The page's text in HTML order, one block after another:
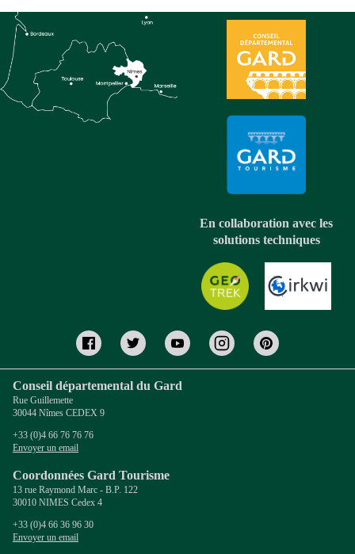
En collaboration avec les
solutions techniques
Conseil départemental du Gard
Rue Guillemette
30044 Nîmes CEDEX 9
+33 (0)4 66 76 76 76
Envoyer un email
Coordonnées Gard Tourisme
13 rue Raymond Marc - B.P. 122
30010 NIMES Cedex 4
+33 (0)4 66 36 96 30
Envoyer un email